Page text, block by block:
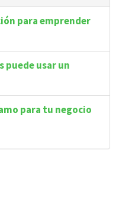
para emprender
puede usar un
para tu negocio